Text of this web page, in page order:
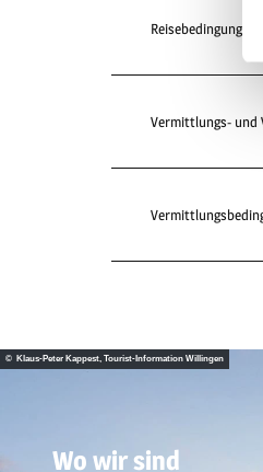
Vermittlungs- und
© Klaus-Peter Kappest, Tourist-Information Willingen
Wo wir sind